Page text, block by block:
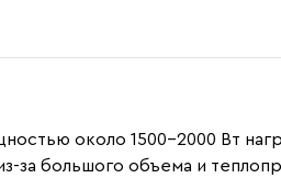
около 1500-2000 Вт
за большого объема и